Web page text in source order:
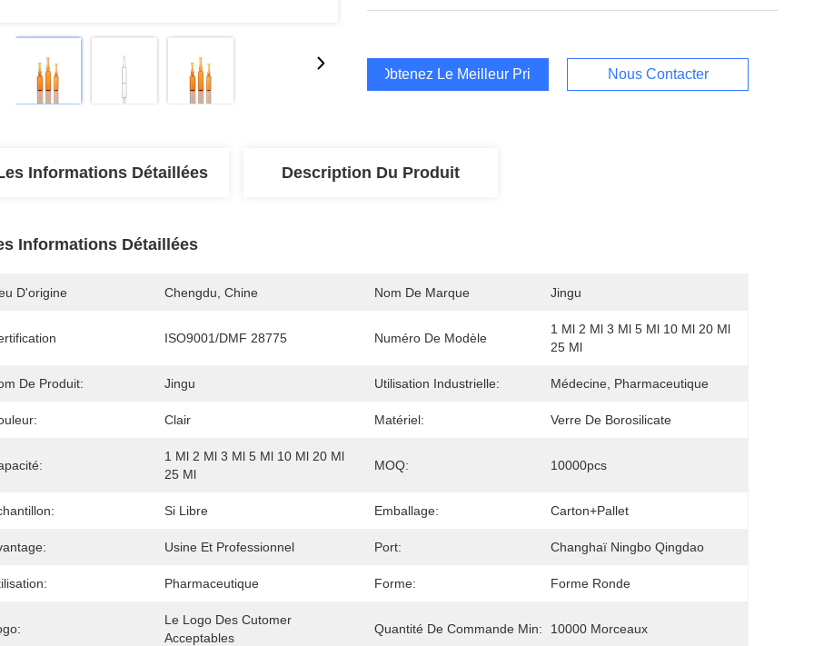
Obtenez Le Meilleur Prix Nous Contacter
Informations Détaillées Description Du Produit
Informations Détaillées
D'origine Chengdu, Chine Nom De Marque Jingu
ISO9001/DMF 28775 Numéro De Modèle
1 Ml 2 Ml 3 Ml 5 Ml 10 Ml 20 Ml
25 Ml
De Produit: Jingu Utilisation Industrielle: Médecine, Pharmaceutique
Clair Matériel: Verre De Borosilicate
1 Ml 2 Ml 3 Ml 5 Ml 10 Ml 20 Ml
25 Ml
MOQ: 10000pcs
Si Libre Emballage: Carton+Pallet
Usine Et Professionnel Port: Changhaï Ningbo Qingdao
Pharmaceutique Forme: Forme Ronde
Le Logo Des Cutomer
Acceptables
Quantité De Commande Min: 10000 Morceaux